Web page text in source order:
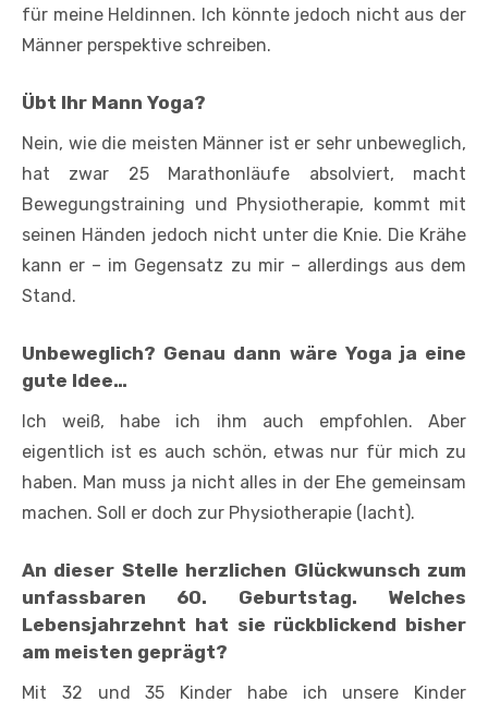
für meine Heldinnen. Ich könnte jedoch nicht aus der
Männer­ perspektive schreiben.
Übt Ihr Mann Yoga?
Nein, wie die meisten Männer ist er sehr unbeweglich,
hat zwar 25 Marathonläufe absolviert, macht
Bewegungstraining und Physiotherapie, kommt mit
seinen Händen jedoch nicht unter die Knie. Die Krähe
kann er – im Gegensatz zu mir – allerdings aus dem
Stand.
Unbeweglich? Genau dann wäre Yoga ja eine
gute Idee…
Ich weiß, habe ich ihm auch empfohlen. Aber
eigentlich ist es auch schön, etwas nur für mich zu
haben. Man muss ja nicht alles in der Ehe gemeinsam
machen. Soll er doch zur Physiotherapie (lacht).
An dieser Stelle herzlichen Glückwunsch zum
unfassbaren 60. Geburtstag. Welches
Lebensjahrzehnt hat sie rückblickend bisher
am meisten geprägt?
Mit 32 und 35 Kinder habe ich unsere Kinder